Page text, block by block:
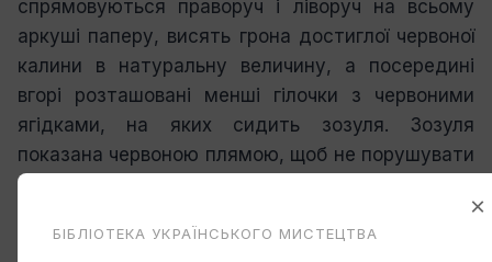
спрямовуються праворуч і ліворуч на всьому
аркуші паперу, висять грона достиглої червоної
калини в натуральну величину, а посередині
вгорі розташовані менші гілочки з червоними
ягідками, на яких сидить зозуля. Зозуля
показана червоною плямою, щоб не порушувати
загальної колірної гами. Поміж листочків
розташовані волошки, різноколірні цяточки та
рисочки.
×
БІБЛІОТЕКА УКРАЇНСЬКОГО МИСТЕЦТВА